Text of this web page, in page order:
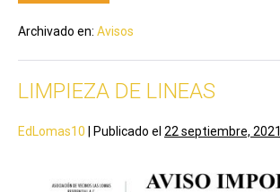
Archivado en: Avisos
LIMPIEZA DE LINEAS
EdLomas10 Publicado el 22 septiembre, 2021